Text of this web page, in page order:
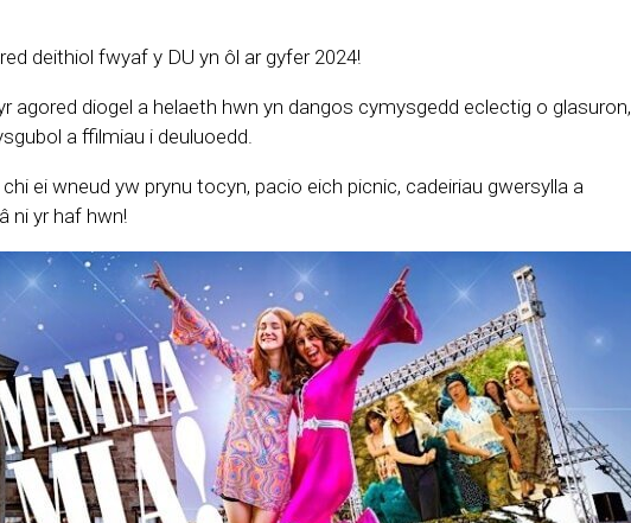
deithiol fwyaf y DU yn ôl ar gyfer 2024!
agored diogel a helaeth hwn yn dangos cymysgedd eclectig o glasuron,
a ffilmiau i deuluoedd.
chi ei wneud yw prynu tocyn, pacio eich picnic, cadeiriau gwersylla a
ni yr haf hwn!